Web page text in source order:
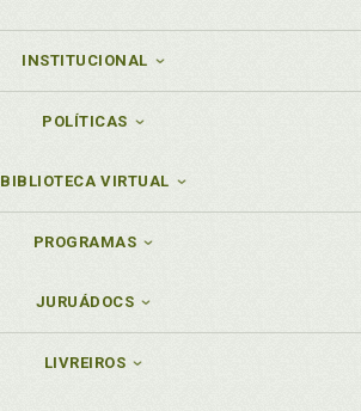
INSTITUCIONAL
POLÍTICAS
BIBLIOTECA VIRTUAL
PROGRAMAS
JURUÁDOCS
LIVREIROS